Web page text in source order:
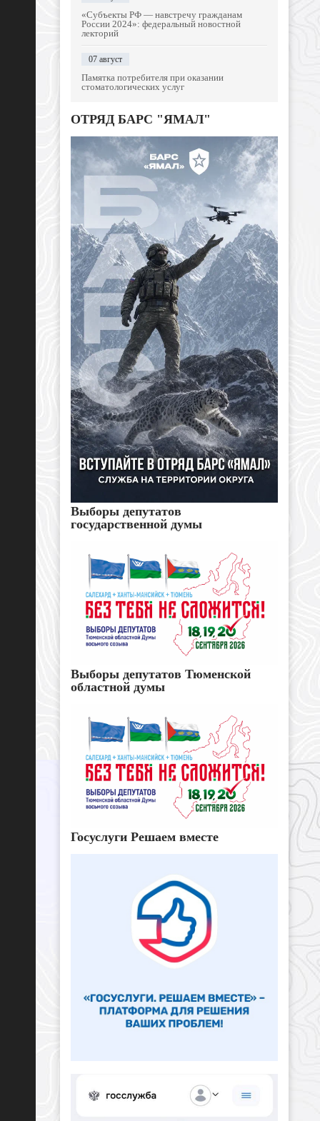
«Субъекты РФ — навстречу гражданам
России 2024»: федеральный новостной
лекторий
07 август
Памятка потребителя при оказании
стоматологических услуг
ОТРЯД БАРС "ЯМАЛ"
Выборы депутатов
государственной думы
Выборы депутатов Тюменской
областной думы
Госуслуги Решаем вместе